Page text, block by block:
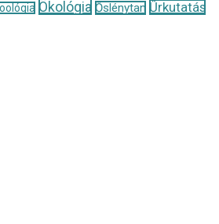
Ökológia Őslénytan Űrkutatás